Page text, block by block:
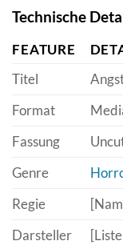
Technische
FEATURE
Titel
Format
Fassung
Genre
Regie
Darsteller